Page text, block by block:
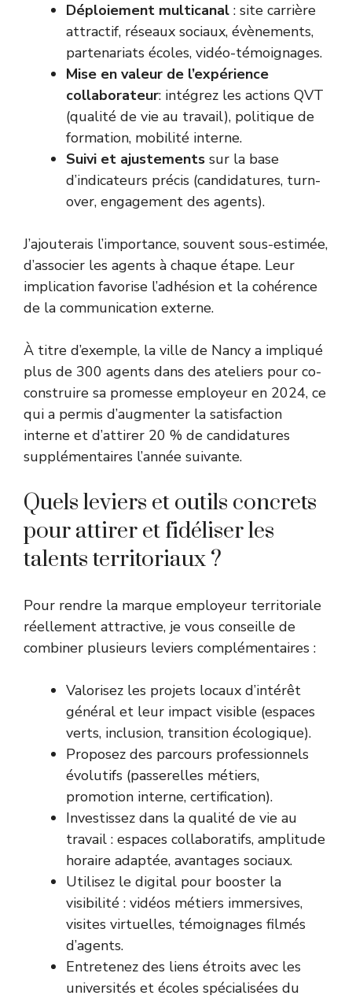
Déploiement multicanal : site carrière
attractif, réseaux sociaux, évènements,
partenariats écoles, vidéo-témoignages.
Mise en valeur de l’expérience
collaborateur: intégrez les actions QVT
(qualité de vie au travail), politique de
formation, mobilité interne.
Suivi et ajustements sur la base
d’indicateurs précis (candidatures, turn-
over, engagement des agents).
J’ajouterais l’importance, souvent sous-estimée,
d’associer les agents à chaque étape. Leur
implication favorise l’adhésion et la cohérence
de la communication externe.
À titre d’exemple, la ville de Nancy a impliqué
plus de 300 agents dans des ateliers pour co-
construire sa promesse employeur en 2024, ce
qui a permis d’augmenter la satisfaction
interne et d’attirer 20 % de candidatures
supplémentaires l’année suivante.
Quels leviers et outils concrets
pour attirer et fidéliser les
talents territoriaux ?
Pour rendre la marque employeur territoriale
réellement attractive, je vous conseille de
combiner plusieurs leviers complémentaires :
Valorisez les projets locaux d’intérêt
général et leur impact visible (espaces
verts, inclusion, transition écologique).
Proposez des parcours professionnels
évolutifs (passerelles métiers,
promotion interne, certification).
Investissez dans la qualité de vie au
travail : espaces collaboratifs, amplitude
horaire adaptée, avantages sociaux.
Utilisez le digital pour booster la
visibilité : vidéos métiers immersives,
visites virtuelles, témoignages filmés
d’agents.
Entretenez des liens étroits avec les
universités et écoles spécialisées du